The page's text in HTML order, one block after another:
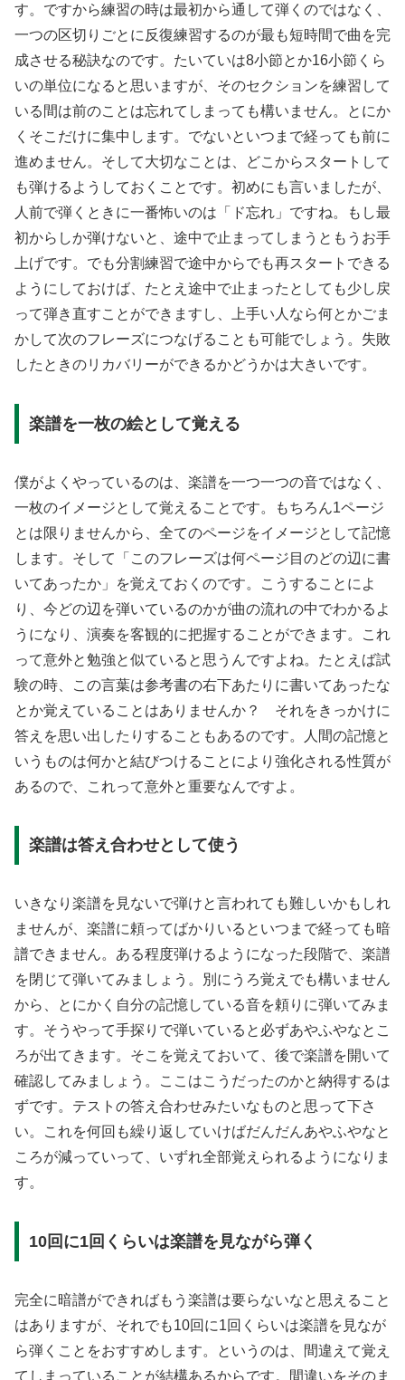
す。ですから練習の時は最初から通して弾くのではなく、
一つの区切りごとに反復練習するのが最も短時間で曲を完
成させる秘訣なのです。たいていは8小節とか16小節くら
いの単位になると思いますが、そのセクションを練習して
いる間は前のことは忘れてしまっても構いません。とにか
くそこだけに集中します。でないといつまで経っても前に
進めません。そして大切なことは、どこからスタートして
も弾けるようしておくことです。初めにも言いましたが、
人前で弾くときに一番怖いのは「ド忘れ」ですね。もし最
初からしか弾けないと、途中で止まってしまうともうお手
上げです。でも分割練習で途中からでも再スタートできる
ようにしておけば、たとえ途中で止まったとしても少し戻
って弾き直すことができますし、上手い人なら何とかごま
かして次のフレーズにつなげることも可能でしょう。失敗
したときのリカバリーができるかどうかは大きいです。
楽譜を一枚の絵として覚える
僕がよくやっているのは、楽譜を一つ一つの音ではなく、
一枚のイメージとして覚えることです。もちろん1ページ
とは限りませんから、全てのページをイメージとして記憶
します。そして「このフレーズは何ページ目のどの辺に書
いてあったか」を覚えておくのです。こうすることによ
り、今どの辺を弾いているのかが曲の流れの中でわかるよ
うになり、演奏を客観的に把握することができます。これ
って意外と勉強と似ていると思うんですよね。たとえば試
験の時、この言葉は参考書の右下あたりに書いてあったな
とか覚えていることはありませんか？ それをきっかけに
答えを思い出したりすることもあるのです。人間の記憶と
いうものは何かと結びつけることにより強化される性質が
あるので、これって意外と重要なんですよ。
楽譜は答え合わせとして使う
いきなり楽譜を見ないで弾けと言われても難しいかもしれ
ませんが、楽譜に頼ってばかりいるといつまで経っても暗
譜できません。ある程度弾けるようになった段階で、楽譜
を閉じて弾いてみましょう。別にうろ覚えでも構いません
から、とにかく自分の記憶している音を頼りに弾いてみま
す。そうやって手探りで弾いていると必ずあやふやなとこ
ろが出てきます。そこを覚えておいて、後で楽譜を開いて
確認してみましょう。ここはこうだったのかと納得するは
ずです。テストの答え合わせみたいなものと思って下さ
い。これを何回も繰り返していけばだんだんあやふやなと
ころが減っていって、いずれ全部覚えられるようになりま
す。
10回に1回くらいは楽譜を見ながら弾く
完全に暗譜ができればもう楽譜は要らないなと思えること
はありますが、それでも10回に1回くらいは楽譜を見なが
ら弾くことをおすすめします。というのは、間違えて覚え
てしまっていることが結構あるからです。間違いをそのま